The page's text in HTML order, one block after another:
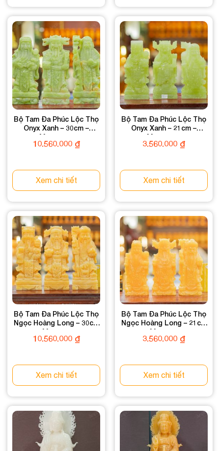
Bộ Tam Đa Phúc Lộc Thọ
Onyx Xanh – 30cm –
M0825168
10.560.000₫
Xem chi tiết
Bộ Tam Đa Phúc Lộc Thọ
Onyx Xanh – 21cm –
M2008518
3.560.000 ₫
Xem chi tiết
Bộ Tam Đa Phúc Lộc Thọ
Ngọc Hoàng Long – 30cm
– M0825168
10.560.000₫
Xem chi tiết
Bộ Tam Đa Phúc Lộc Thọ
Ngọc Hoàng Long – 21cm
– M2008514
3.560.000 ₫
Xem chi tiết